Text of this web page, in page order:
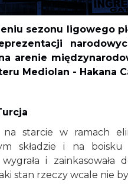
sezonu ligowego
arenie
Mediolan - Hakana
na starcie w ramach
składzie i na
wygrała i
stan rzeczy wcale nie